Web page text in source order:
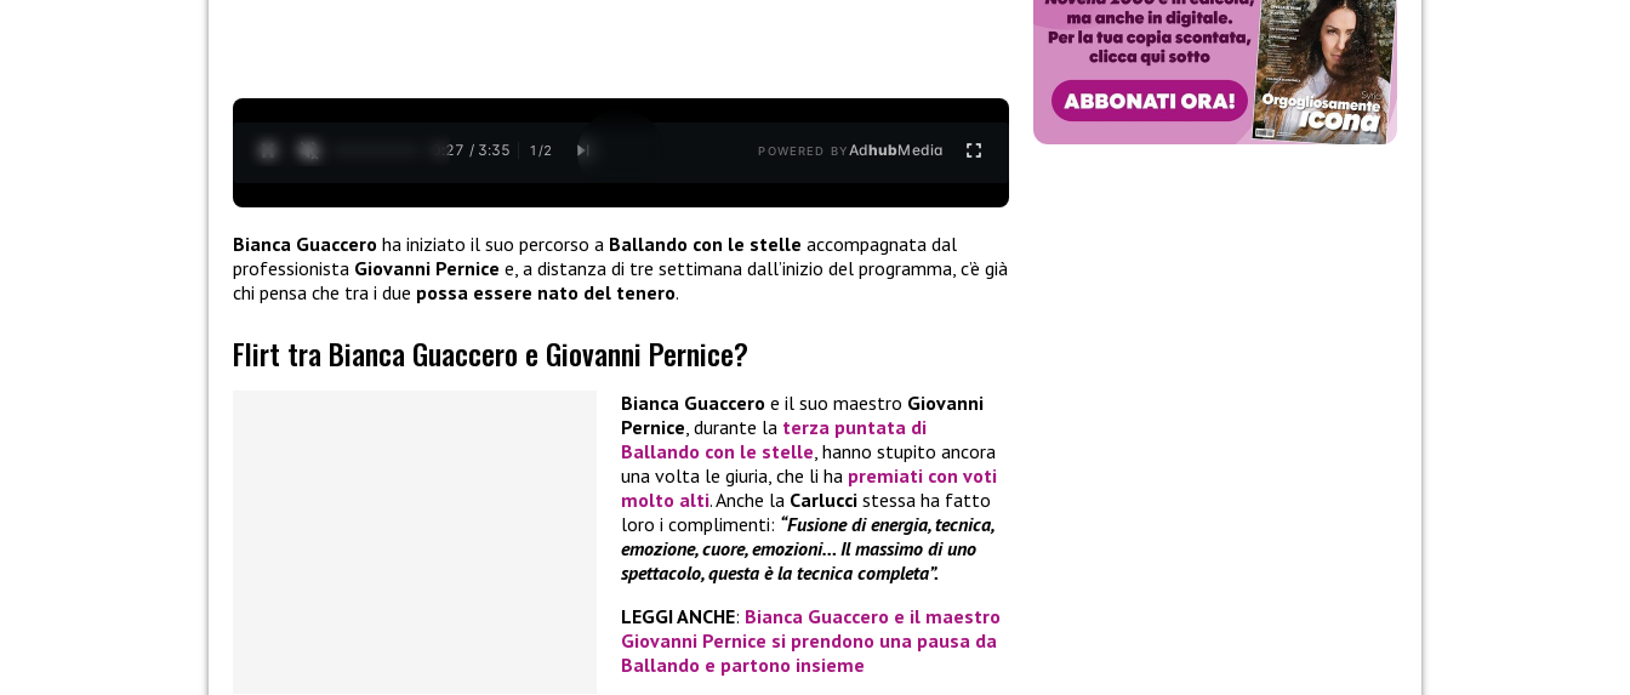
0:28 / 3:35 1 /2 POWERED BYAdhubMedia
Bianca Guaccero ha iniziato il suo percorso a Ballando con le stelle accompagnata dal
professionista Giovanni Pernice e, a distanza di tre settimana dall’inizio del programma, c’è già
chi pensa che tra i due possa essere nato del tenero.
Flirt tra Bianca Guaccero e Giovanni Pernice?
Bianca Guaccero e il suo maestro Giovanni
Pernice, durante la terza puntata di
Ballando con le stelle, hanno stupito ancora
una volta le giuria, che li ha premiati con voti
molto alti. Anche la Carlucci stessa ha fatto
loro i complimenti: “Fusione di energia, tecnica,
emozione, cuore, emozioni… Il massimo di uno
spettacolo, questa è la tecnica completa”.
LEGGI ANCHE: Bianca Guaccero e il maestro
Giovanni Pernice si prendono una pausa da
Ballando e partono insieme